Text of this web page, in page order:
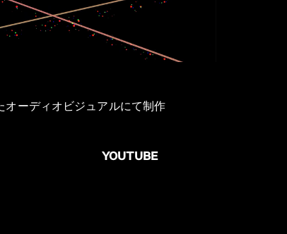
ーディオビジュアルにて制作
YOUTUBE